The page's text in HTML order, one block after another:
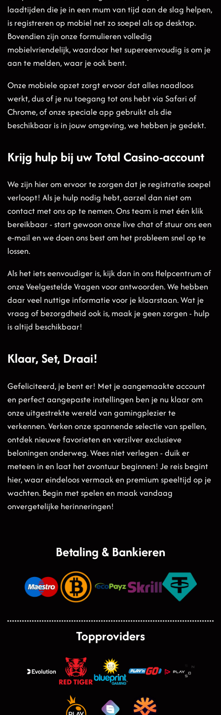
laadtijden die je in een mum van tijd aan de slag helpen,
is registreren op mobiel net zo soepel als op desktop.
Bovendien zijn onze formulieren volledig
mobielvriendelijk, waardoor het supereenvoudig is om je
aan te melden, waar je ook bent.
Onze mobiele opzet zorgt ervoor dat alles naadloos
werkt, dus of je nu toegang tot ons hebt via Safari of
Chrome, of onze speciale app gebruikt als die
beschikbaar is in jouw omgeving, we hebben je gedekt.
Krijg hulp bij uw Total Casino-account
We zijn hier om ervoor te zorgen dat je registratie soepel
verloopt! Als je hulp nodig hebt, aarzel dan niet om
contact met ons op te nemen. Ons team is met één klik
bereikbaar - start gewoon onze live chat of stuur ons een
e-mail en we doen ons best om het probleem snel op te
lossen.
Als het iets eenvoudiger is, kijk dan in ons Helpcentrum of
onze Veelgestelde Vragen voor antwoorden. We hebben
daar veel nuttige informatie voor je klaarstaan. Wat je
vraag of bezorgdheid ook is, maak je geen zorgen - hulp
is altijd beschikbaar!
Klaar, Set, Draai!
Gefeliciteerd, je bent er! Met je aangemaakte account
en perfect aangepaste instellingen ben je nu klaar om
onze uitgestrekte wereld van gamingplezier te
verkennen. Verken onze spannende selectie van spellen,
ontdek nieuwe favorieten en verzilver exclusieve
beloningen onderweg. Wees niet verlegen - duik er
meteen in en laat het avontuur beginnen! Je reis begint
hier, waar eindeloos vermaak en premium speeltijd op je
wachten. Begin met spelen en maak vandaag
onvergetelijke herinneringen!
Betaling & Bankieren
Topproviders